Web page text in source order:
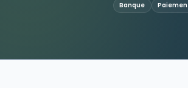
Banque